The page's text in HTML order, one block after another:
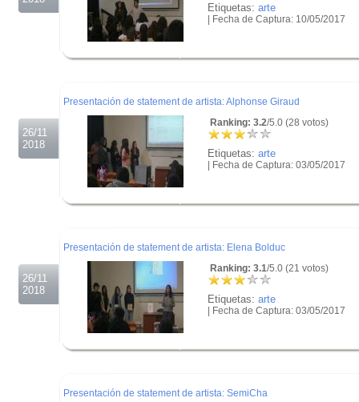
Etiquetas: arte
| Fecha de Captura: 10/05/2017
26/11
2018
Presentación de statement de artista: Alphonse Giraud
Ranking: 3.2/5.0 (28 votos)
Etiquetas: arte
| Fecha de Captura: 03/05/2017
26/11
2018
Presentación de statement de artista: Elena Bolduc
Ranking: 3.1/5.0 (21 votos)
Etiquetas: arte
| Fecha de Captura: 03/05/2017
Presentación de statement de artista: SemiCha